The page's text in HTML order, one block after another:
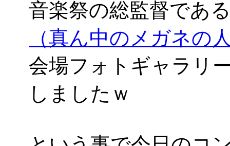
音楽祭の総監督であ
（真ん中のメガネの
会場フォトギャラリ
しましたｗ